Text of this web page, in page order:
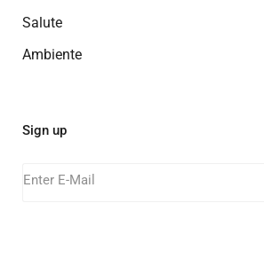
Salute
Ambiente
Sign up